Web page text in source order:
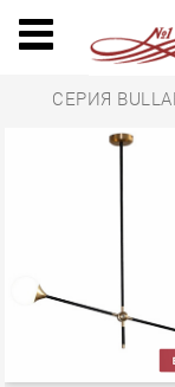
СЕРИЯ